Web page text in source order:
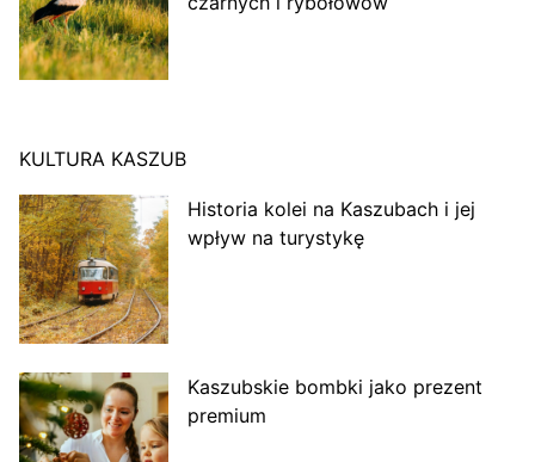
KULTURA KASZUB
Historia kolei na Kaszubach i jej
wpływ na turystykę
Kaszubskie bombki jako prezent
premium